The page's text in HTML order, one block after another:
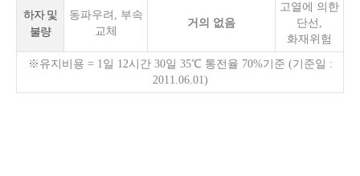
하자 및
불량
동파우려, 부속
교체
거의 없음
고열에 의한
단선,
화재위험
※유지비용 = 1일 12시간 30일 35℃ 통전율 70%기준 (기준일 :
2011.06.01)